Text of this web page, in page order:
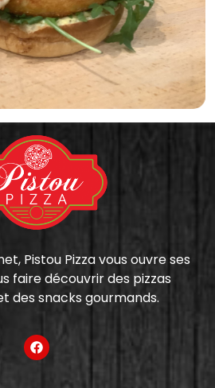
Pistou Pizza vous ouvre ses
faire découvrir des pizzas
des snacks gourmands.